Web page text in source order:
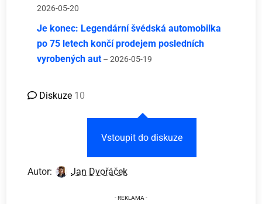
2026-05-20
Je konec: Legendární švédská automobilka
po 75 letech končí prodejem posledních
vyrobených aut – 2026-05-19
Diskuze 10
Vstoupit do diskuze
Autor: Jan Dvořáček